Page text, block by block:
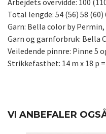
Arbejdets overvidde: 100
Total lengde: 54 (56) 58 (60)
Garn: Bella color by
Garn og garnforbruk: Bella
Veiledende pinnre: Pinne 5
Strikkefasthet: 14 m x 18 p
VI ANBEFALER